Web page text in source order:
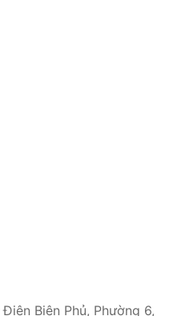
Điện Biên Phủ, Phường 6,